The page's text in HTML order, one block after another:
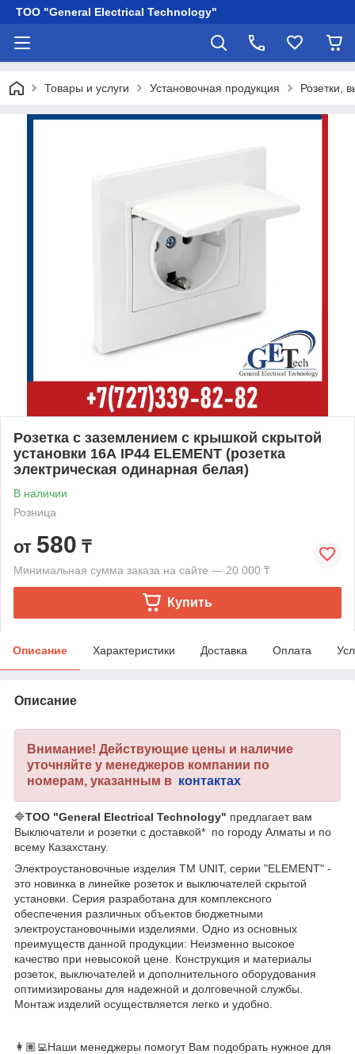
ТОО "General Electrical Technology"
Товары и услуги Установочная продукция Розетки,
Розетка с заземлением с крышкой скрытой
установки 16А IP44 ELEMENT (розетка
электрическая одинарная белая)
В наличии
Розница
от 580 ₸
Минимальная сумма заказа на сайте — 20 000 ₸
Купить
Описание Характеристики Доставка Оплата
Описание
Внимание! Действующие цены и наличие
уточняйте у менеджеров компании по
номерам, указанным в контактах
🔷ТОО "General Electrical Technology" предлагает вам
Выключатели и розетки с доставкой* по городу Алматы и по
всему Казахстану.
Электроустановочные изделия TM UNIT, серии "ELEMENT" -
это новинка в линейке розеток и выключателей скрытой
установки. Серия разработана для комплексного
обеспечения различных объектов бюджетными
электроустановочными изделиями. Одно из основных
преимуществ данной продукции: Неизменно высокое
качество при невысокой цене. Конструкция и материалы
розеток, выключателей и дополнительного оборудования
оптимизированы для надежной и долговечной службы.
Монтаж изделий осуществляется легко и удобно.
👩🏽‍💻Наши менеджеры помогут Вам подобрать нужное для